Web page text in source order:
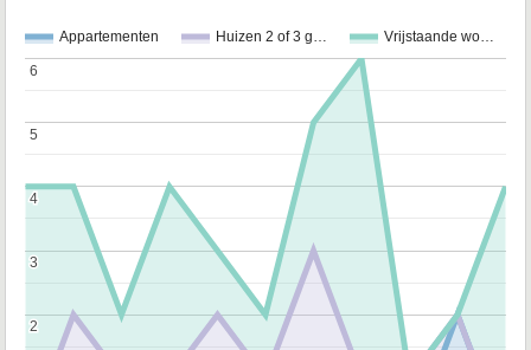
Appartementen Huizen 2 of 3 g… Vrijstaande wo…
2
2
3
3
4
4
5
5
6
6